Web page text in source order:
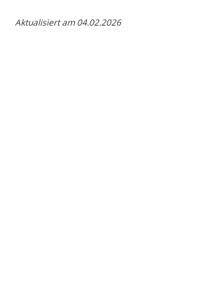
Aktualisiert am 04.02.2026